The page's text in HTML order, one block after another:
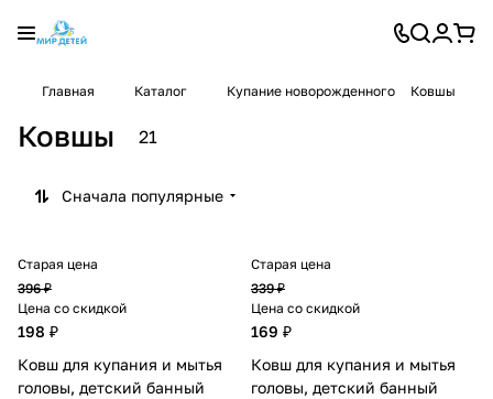
Главная Каталог Купание новорожденного Ковшы
Ковшы 21
Сначала популярные
Старая цена
396 ₽
Цена со скидкой
198 ₽
Ковш для купания и мытья
головы, детский банный
Старая цена
339 ₽
Цена со скидкой
169 ₽
Ковш для купания и мытья
головы, детский банный